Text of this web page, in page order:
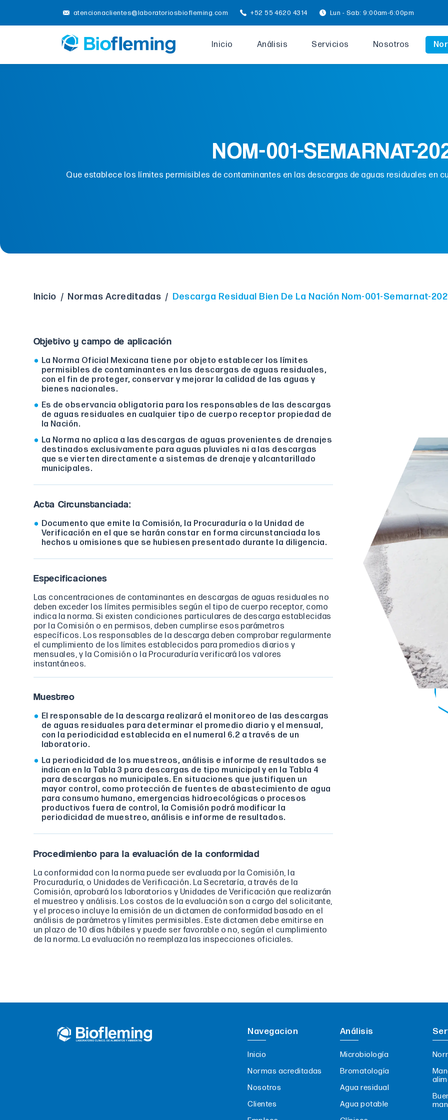
atencionaclientes@laboratoriosbiofleming.com +52 55 4620 4314 Lun - Sab: 9:00am-6:00pm
Inicio Análisis Servicios Nosotros
NOM-001-SEMARNAT-
Que establece los límites permisibles de contaminantes en las descargas de aguas residuales en
Inicio / Normas Acreditadas / Descarga Residual Bien De La Nación Nom-001-Semarnat-
Objetivo y campo de aplicación
La Norma Oficial Mexicana tiene por objeto establecer los límites
permisibles de contaminantes en las descargas de aguas residuales,
con el fin de proteger, conservar y mejorar la calidad de las aguas y
bienes nacionales.
Es de observancia obligatoria para los responsables de las descargas
de aguas residuales en cualquier tipo de cuerpo receptor propiedad de
la Nación.
La Norma no aplica a las descargas de aguas provenientes de drenajes
destinados exclusivamente para aguas pluviales ni a las descargas
que se vierten directamente a sistemas de drenaje y alcantarillado
municipales.
Acta Circunstanciada:
Documento que emite la Comisión, la Procuraduría o la Unidad de
Verificación en el que se harán constar en forma circunstanciada los
hechos u omisiones que se hubiesen presentado durante la diligencia.
Especificaciones
Las concentraciones de contaminantes en descargas de aguas residuales no
deben exceder los límites permisibles según el tipo de cuerpo receptor, como
indica la norma. Si existen condiciones particulares de descarga establecidas
por la Comisión o en permisos, deben cumplirse esos parámetros
específicos. Los responsables de la descarga deben comprobar regularmente
el cumplimiento de los límites establecidos para promedios diarios y
mensuales, y la Comisión o la Procuraduría verificará los valores
instantáneos.
Muestreo
El responsable de la descarga realizará el monitoreo de las descargas
de aguas residuales para determinar el promedio diario y el mensual,
con la periodicidad establecida en el numeral 6.2 a través de un
laboratorio.
La periodicidad de los muestreos, análisis e informe de resultados se
indican en la Tabla 3 para descargas de tipo municipal y en la Tabla 4
para descargas no municipales. En situaciones que justifiquen un
mayor control, como protección de fuentes de abastecimiento de agua
para consumo humano, emergencias hidroecológicas o procesos
productivos fuera de control, la Comisión podrá modificar la
periodicidad de muestreo, análisis e informe de resultados.
Procedimiento para la evaluación de la conformidad
La conformidad con la norma puede ser evaluada por la Comisión, la
Procuraduría, o Unidades de Verificación. La Secretaría, a través de la
Comisión, aprobará los laboratorios y Unidades de Verificación que realizarán
el muestreo y análisis. Los costos de la evaluación son a cargo del solicitante,
y el proceso incluye la emisión de un dictamen de conformidad basado en el
análisis de parámetros y límites permisibles. Este dictamen debe emitirse en
un plazo de 10 días hábiles y puede ser favorable o no, según el cumplimiento
de la norma. La evaluación no reemplaza las inspecciones oficiales.
Navegacion
Inicio
Normas acreditadas
Nosotros
Clientes
Análisis
Microbiología
Bromatología
Agua residual
Agua potable